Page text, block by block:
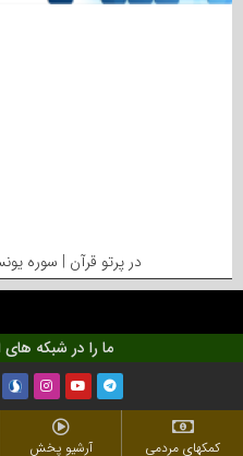
در پرتو قرآن | سوره یونس آیه 58 |
ما را در شبکه های
کمکهای مردمی آرشیو پخش